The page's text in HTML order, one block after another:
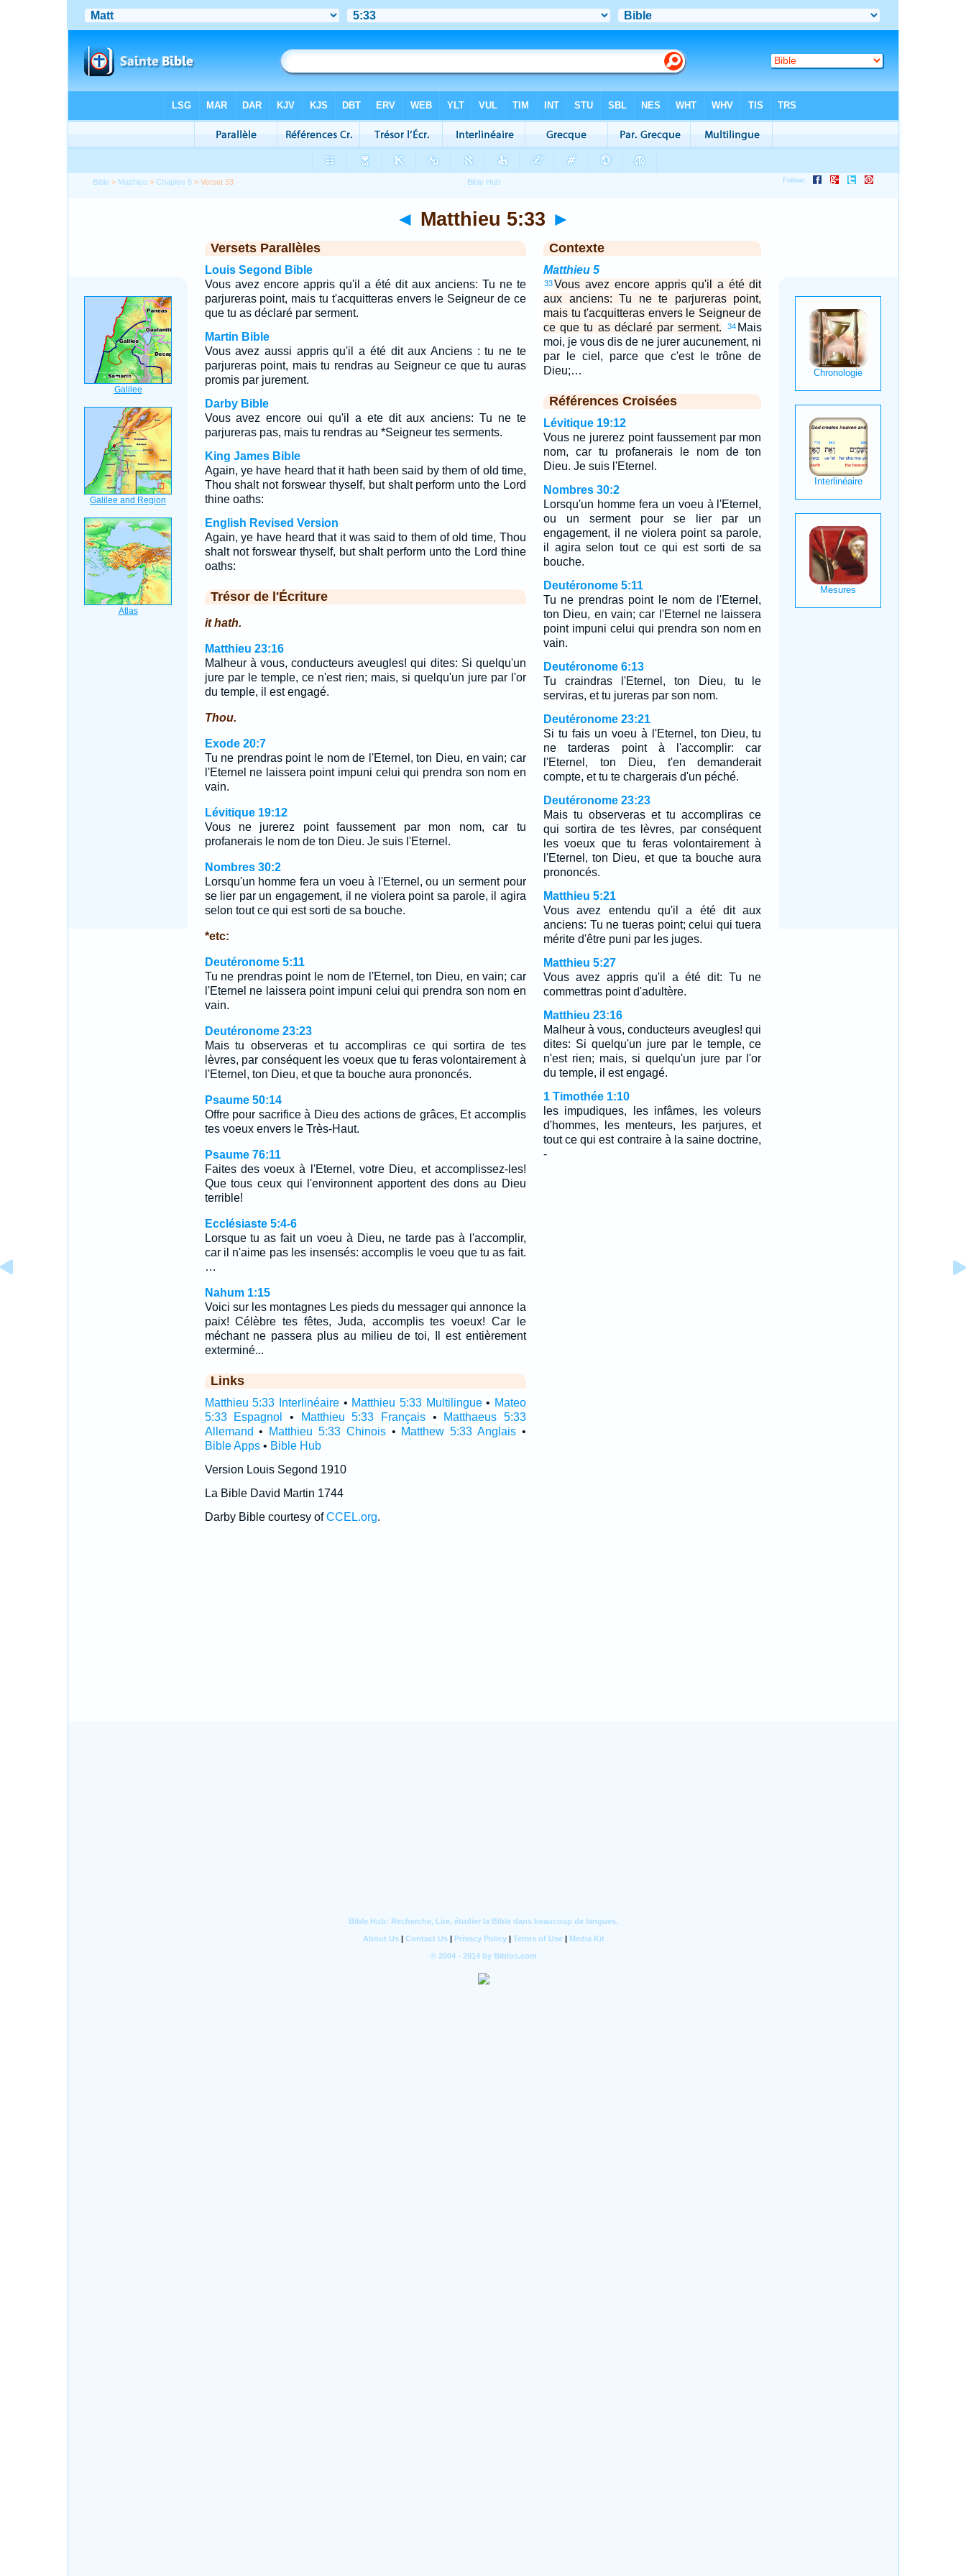
Bible > Matthieu >Chapitre 5 > Verset 33
◄ Matthieu 5:33 ►
Versets Parallèles
Louis Segond Bible
Vous avez encore appris qu'il a été dit aux anciens: Tu ne te
parjureras point, mais tu t'acquitteras envers le Seigneur de ce
que tu as déclaré par serment.
Martin Bible
Vous avez aussi appris qu'il a été dit aux Anciens : tu ne te
parjureras point, mais tu rendras au Seigneur ce que tu auras
promis par jurement.
Darby Bible
Vous avez encore oui qu'il a ete dit aux anciens: Tu ne te
parjureras pas, mais tu rendras au *Seigneur tes serments.
King James Bible
Again, ye have heard that it hath been said by them of old time,
Thou shalt not forswear thyself, but shalt perform unto the Lord
thine oaths:
English Revised Version
Again, ye have heard that it was said to them of old time, Thou
shalt not forswear thyself, but shalt perform unto the Lord thine
oaths:
Trésor de l'Écriture
it hath.
Matthieu 23:16
Malheur à vous, conducteurs aveugles! qui dites: Si quelqu'un
jure par le temple, ce n'est rien; mais, si quelqu'un jure par l'or
du temple, il est engagé.
Thou.
Exode 20:7
Tu ne prendras point le nom de l'Eternel, ton Dieu, en vain; car
l'Eternel ne laissera point impuni celui qui prendra son nom en
vain.
Lévitique 19:12
Vous ne jurerez point faussement par mon nom, car tu
profanerais le nom de ton Dieu. Je suis l'Eternel.
Nombres 30:2
Lorsqu'un homme fera un voeu à l'Eternel, ou un serment pour
se lier par un engagement, il ne violera point sa parole, il agira
selon tout ce qui est sorti de sa bouche.
*etc:
Deutéronome 5:11
Tu ne prendras point le nom de l'Eternel, ton Dieu, en vain; car
l'Eternel ne laissera point impuni celui qui prendra son nom en
vain.
Deutéronome 23:23
Mais tu observeras et tu accompliras ce qui sortira de tes
lèvres, par conséquent les voeux que tu feras volontairement à
l'Eternel, ton Dieu, et que ta bouche aura prononcés.
Psaume 50:14
Offre pour sacrifice à Dieu des actions de grâces, Et accomplis
tes voeux envers le Très-Haut.
Psaume 76:11
Faites des voeux à l'Eternel, votre Dieu, et accomplissez-les!
Que tous ceux qui l'environnent apportent des dons au Dieu
terrible!
Ecclésiaste 5:4-6
Lorsque tu as fait un voeu à Dieu, ne tarde pas à l'accomplir,
car il n'aime pas les insensés: accomplis le voeu que tu as fait.
…
Nahum 1:15
Voici sur les montagnes Les pieds du messager qui annonce la
paix! Célèbre tes fêtes, Juda, accomplis tes voeux! Car le
méchant ne passera plus au milieu de toi, Il est entièrement
exterminé...
Links
Matthieu 5:33 Interlinéaire• Matthieu 5:33 Multilingue• Mateo
5:33 Espagnol
• Matthieu 5:33 Français•
Matthaeus 5:33
Allemand • Matthieu 5:33 Chinois• Matthew 5:33 Anglais •
Bible Apps• Bible Hub
Version Louis Segond 1910
La Bible David Martin 1744
Darby Bible courtesy ofCCEL.org.
Contexte
Matthieu 5
33Vous avez encore appris qu'il a été dit
aux anciens: Tu ne te parjureras point,
mais tu t'acquitteras envers le Seigneur de
ce que tu as déclaré par serment.
34 Mais
moi, je vous dis de ne jurer aucunement, ni
par le ciel, parce que c'est le trône de
Dieu;…
Références Croisées
Lévitique 19:12
Vous ne jurerez point faussement par mon
nom, car tu profanerais le nom de ton
Dieu. Je suis l'Eternel.
Nombres 30:2
Lorsqu'un homme fera un voeu à l'Eternel,
ou un serment pour se lier par un
engagement, il ne violera point sa parole,
il agira selon tout ce qui est sorti de sa
bouche.
Deutéronome 5:11
Tu ne prendras point le nom de l'Eternel,
ton Dieu, en vain; car l'Eternel ne laissera
point impuni celui qui prendra son nom en
vain.
Deutéronome 6:13
Tu craindras l'Eternel, ton Dieu, tu le
serviras, et tu jureras par son nom.
Deutéronome 23:21
Si tu fais un voeu à l'Eternel, ton Dieu, tu
ne tarderas point à l'accomplir: car
l'Eternel, ton Dieu, t'en demanderait
compte, et tu te chargerais d'un péché.
Deutéronome 23:23
Mais tu observeras et tu accompliras ce
qui sortira de tes lèvres, par conséquent
les voeux que tu feras volontairement à
l'Eternel, ton Dieu, et que ta bouche aura
prononcés.
Matthieu 5:21
Vous avez entendu qu'il a été dit aux
anciens: Tu ne tueras point; celui qui tuera
mérite d'être puni par les juges.
Matthieu 5:27
Vous avez appris qu'il a été dit: Tu ne
commettras point d'adultère.
Matthieu 23:16
Malheur à vous, conducteurs aveugles! qui
dites: Si quelqu'un jure par le temple, ce
n'est rien; mais, si quelqu'un jure par l'or
du temple, il est engagé.
1 Timothée 1:10
les impudiques, les infâmes, les voleurs
d'hommes, les menteurs, les parjures, et
tout ce qui est contraire à la saine doctrine,
-